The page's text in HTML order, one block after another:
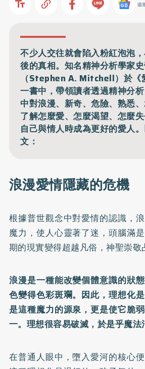
追
不少人交往就會陷入粉紅泡泡
後的真相。知名精神分析學家
（Stephen A. Mitchell）於《
一書中，帶領讀者透過精神分
中對浪漫、新奇、危險、熟悉
了解怎麼愛、怎麼渴望、怎麼
自己與情人時成為更好的愛人
文：
浪漫愛情隱藏的危機
根據普世觀念中對愛情的認識，
魔力，使人心靈著了迷，頭腦滿
期的現實變得超越凡俗，神聖崇敬
浪漫是一種能改變個體意識的狀
色變得色彩斑斕。因此，理想化
是這種魔力的源泉，更是使它脆
一。理想很容易破滅，於是乎魔法
在普通人眼中，墮入愛河的核心